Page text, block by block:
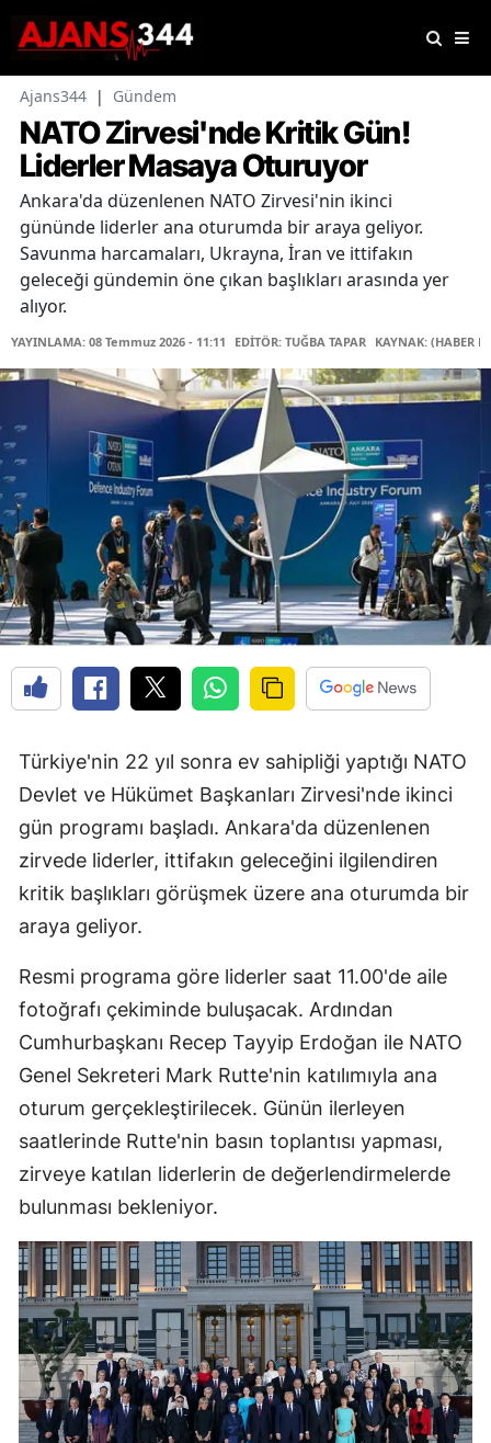
Ajans344 | Gündem
NATO Zirvesi'nde Kritik Gün!
Liderler Masaya Oturuyor
Ankara'da düzenlenen NATO Zirvesi'nin ikinci
gününde liderler ana oturumda bir araya geliyor.
Savunma harcamaları, Ukrayna, İran ve ittifakın
geleceği gündemin öne çıkan başlıkları arasında yer
alıyor.
YAYINLAMA: 08 Temmuz 2026 - 11:11 EDİTÖR: TUĞBA TAPAR KAYNAK: (HABER
Türkiye'nin 22 yıl sonra ev sahipliği yaptığı NATO
Devlet ve Hükümet Başkanları Zirvesi'nde ikinci
gün programı başladı. Ankara'da düzenlenen
zirvede liderler, ittifakın geleceğini ilgilendiren
kritik başlıkları görüşmek üzere ana oturumda bir
araya geliyor.
Resmi programa göre liderler saat 11.00'de aile
fotoğrafı çekiminde buluşacak. Ardından
Cumhurbaşkanı Recep Tayyip Erdoğan ile NATO
Genel Sekreteri Mark Rutte'nin katılımıyla ana
oturum gerçekleştirilecek. Günün ilerleyen
saatlerinde Rutte'nin basın toplantısı yapması,
zirveye katılan liderlerin de değerlendirmelerde
bulunması bekleniyor.